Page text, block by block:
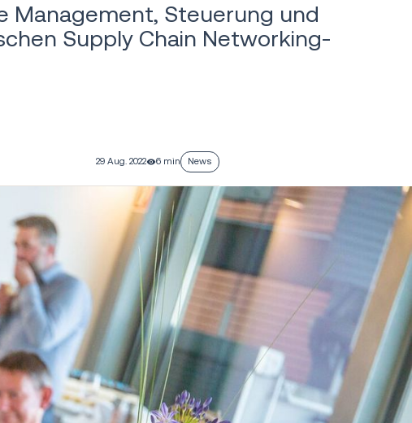
Management, Steuerung und
Supply Chain Networking-
29 Aug. 2022 6 min News